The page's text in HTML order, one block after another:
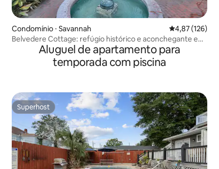
Condomínio ⋅ Savannah 4,87 de uma
4,87 (126)
Belvedere Cottage: refúgio histórico e aconchegante em
SavannahAluguel de apartamento para
temporada com piscina
Superhost
Superhost